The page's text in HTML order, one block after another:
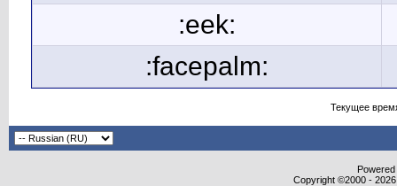
:eek:
:facepalm:
Текущее
Copyright ©2000 -